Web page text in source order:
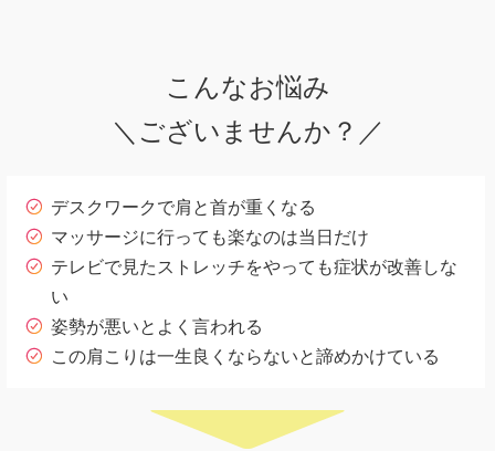
こんなお悩み
＼ございませんか？／
デスクワークで肩と首が重くなる
マッサージに行っても楽なのは当日だけ
テレビで見たストレッチをやっても症状が改善しな
い
姿勢が悪いとよく言われる
この肩こりは一生良くならないと諦めかけている